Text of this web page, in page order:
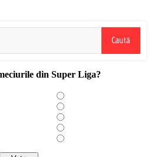
Caută
din Super Liga?